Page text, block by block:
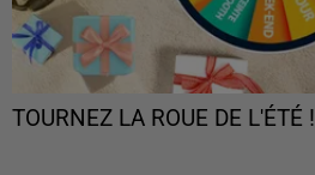
TOURNEZ LA ROUE DE L'ÉTÉ !